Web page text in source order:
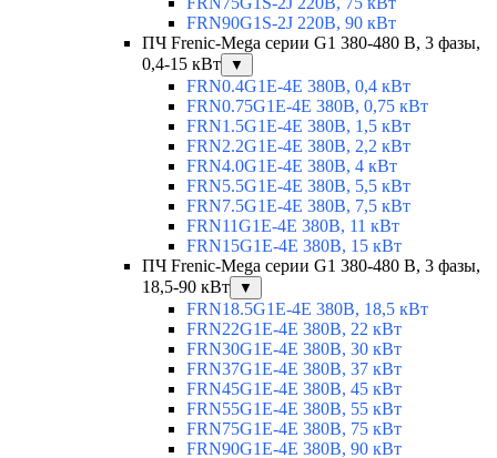
FRN90G1S-2J 220В, 90 кВт
ПЧ Frenic-Mega серии G1 380-480 В, 3 фазы,
0,4-15 кВт
▼
FRN0.4G1E-4E 380В, 0,4 кВт
FRN0.75G1E-4E 380В, 0,75 кВт
FRN1.5G1E-4E 380В, 1,5 кВт
FRN2.2G1E-4E 380В, 2,2 кВт
FRN4.0G1E-4E 380В, 4 кВт
FRN5.5G1E-4E 380В, 5,5 кВт
FRN7.5G1E-4E 380В, 7,5 кВт
FRN11G1E-4E 380В, 11 кВт
FRN15G1E-4E 380В, 15 кВт
ПЧ Frenic-Mega серии G1 380-480 В, 3 фазы,
18,5-90 кВт
▼
FRN18.5G1E-4E 380В, 18,5 кВт
FRN22G1E-4E 380В, 22 кВт
FRN30G1E-4E 380В, 30 кВт
FRN37G1E-4E 380В, 37 кВт
FRN45G1E-4E 380В, 45 кВт
FRN55G1E-4E 380В, 55 кВт
FRN75G1E-4E 380В, 75 кВт
FRN90G1E-4E 380В, 90 кВт